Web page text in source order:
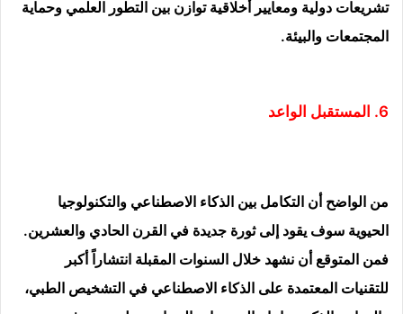
تشريعات دولية ومعايير أخلاقية توازن بين التطور العلمي وحماية
المجتمعات والبيئة.
6. المستقبل الواعد
من الواضح أن التكامل بين الذكاء الاصطناعي والتكنولوجيا
الحيوية سوف يقود إلى ثورة جديدة في القرن الحادي والعشرين.
فمن المتوقع أن نشهد خلال السنوات المقبلة انتشاراً أكبر
للتقنيات المعتمدة على الذكاء الاصطناعي في التشخيص الطبي،